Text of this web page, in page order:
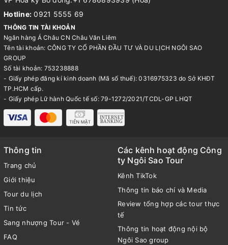
Hotline: 0921 5555 69
THÔNG TIN TÀI KHOẢN
Ngân hàng Á Châu CN Châu Văn Liêm
Tên tài khoản: CÔNG TY CỔ PHẦN ĐẦU TƯ VÀ DU LỊCH NGÔI SAO
GROUP
Số tài khoản: 753238888
- Giấy phép đăng kí kinh doanh (Mã số thuế): 0316975323 do Sở KHĐT
TP.HCM cấp.
- Giấy phép Lữ hành Quốc tế số: 79-1272/2021/TCDL-GP LHQT
Thông tin
Trang chủ
Giới thiệu
Tour du lịch
Tin tức
Sang nhượng Tour - Vé
FAQ
Các kênh hoạt động Công
ty Ngôi Sao Tour
Kênh TikTok
Thông tin báo chí và Media
Review tổng hợp các tour thực
tế
Thông tin hoạt động nội bộ
Ngôi Sao group